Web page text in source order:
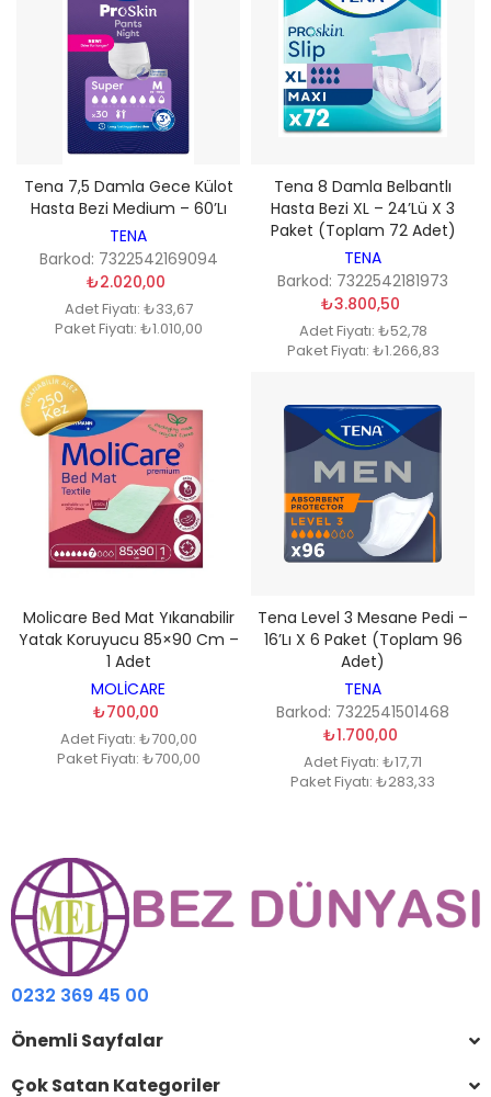
Tena 7,5 Damla Gece Külot
Hasta Bezi Medium – 60’lı
TENA
Barkod: 7322542169094
₺2.020,00
Adet Fiyatı: ₺33,67
Paket Fiyatı: ₺1.010,00
Tena 8 Damla Belbantlı
Hasta Bezi XL – 24’lü X 3
Paket (Toplam 72 Adet)
TENA
Barkod: 7322542181973
₺3.800,50
Adet Fiyatı: ₺52,78
Paket Fiyatı: ₺1.266,83
Molicare Bed Mat Yıkanabilir
Yatak Koruyucu 85×90 Cm –
1 Adet
MOLİCARE
₺700,00
Adet Fiyatı: ₺700,00
Paket Fiyatı: ₺700,00
Tena Level 3 Mesane Pedi –
16’lı X 6 Paket (Toplam 96
Adet)
TENA
Barkod: 7322541501468
₺1.700,00
Adet Fiyatı: ₺17,71
Paket Fiyatı: ₺283,33
0232 369 45 00
Önemli Sayfalar
Çok Satan Kategoriler